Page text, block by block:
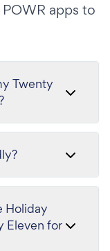
apps to
Twenty
Holiday
Eleven for